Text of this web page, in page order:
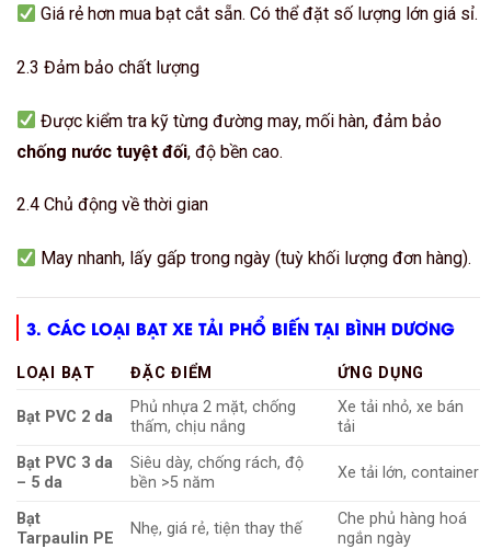
Giá rẻ hơn mua bạt cắt sẵn. Có thể đặt số lượng lớn giá sỉ.
2.3 Đảm bảo chất lượng
Được kiểm tra kỹ từng đường may, mối hàn, đảm bảo
chống nước tuyệt đối, độ bền cao.
2.4 Chủ động về thời gian
May nhanh, lấy gấp trong ngày (tuỳ khối lượng đơn hàng).
3. CÁC LOẠI BẠT XE TẢI PHỔ BIẾN TẠI BÌNH DƯƠNG
LOẠI BẠT ĐẶC ĐIỂM ỨNG DỤNG
Bạt PVC 2 da
Phủ nhựa 2 mặt, chống
thấm, chịu nắng
Xe tải nhỏ, xe bán
tải
Bạt PVC 3 da
– 5 da
Siêu dày, chống rách, độ
bền >5 năm
Xe tải lớn, container
Bạt
Tarpaulin PE
Nhẹ, giá rẻ, tiện thay thế
Che phủ hàng hoá
ngắn ngày